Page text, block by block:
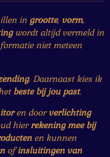
in grootte, vorm,
wordt altijd vermeld in
niet meteen
. Daarnaast kies ik
beste bij jou past.
en doorverlichting
hierrekening mee bij
en kunnen
ofinsluitingen van